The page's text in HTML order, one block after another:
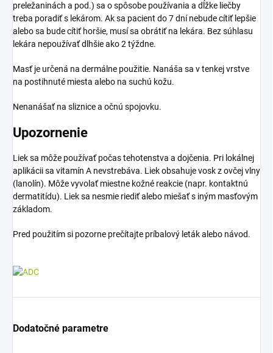
preležaninách a pod.) sa o spôsobe používania a dĺžke liečby
treba poradiť s lekárom. Ak sa pacient do 7 dní nebude cítiť lepšie
alebo sa bude cítiť horšie, musí sa obrátiť na lekára. Bez súhlasu
lekára nepoužívať dlhšie ako 2 týždne.
Masť je určená na dermálne použitie. Nanáša sa v tenkej vrstve
na postihnuté miesta alebo na suchú kožu.
Nenanášať na sliznice a očnú spojovku.
Upozornenie
Liek sa môže používať počas tehotenstva a dojčenia. Pri lokálnej
aplikácii sa vitamín A nevstrebáva. Liek obsahuje vosk z ovčej vlny
(lanolín). Môže vyvolať miestne kožné reakcie (napr. kontaktnú
dermatitídu). Liek sa nesmie riediť alebo miešať s iným masťovým
základom.
Pred použitím si pozorne prečítajte príbalový leták alebo návod.
Dodatočné parametre